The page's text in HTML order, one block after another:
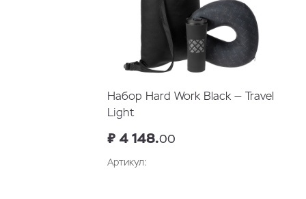
Набор Hard Work Black — Travel
Light
₽ 4 148.00
Артикул: